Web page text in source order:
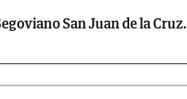
San Juan de la Cruz.